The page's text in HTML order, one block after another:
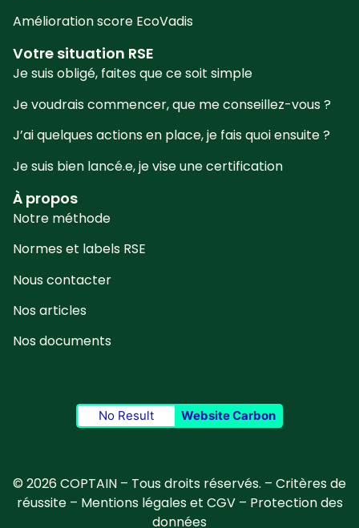
Amélioration score EcoVadis
Votre situation RSE
Je suis obligé, faites que ce soit simple
Je voudrais commencer, que me conseillez-vous ?
J’ai quelques actions en place, je fais quoi ensuite ?
Je suis bien lancé.e, je vise une certification
À propos
Notre méthode
Normes et labels RSE
Nous contacter
Nos articles
Nos documents
No Result Website Carbon
© 2026 COPTAIN – Tous droits réservés. – Critères de
réussite– Mentions légales et CGV– Protection des
données